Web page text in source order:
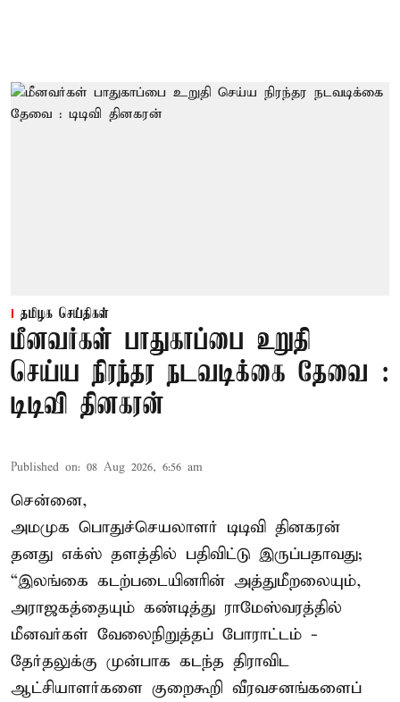
தமிழக செய்திகள்
மீனவர்கள் பாதுகாப்பை உறுதி
செய்ய நிரந்தர நடவடிக்கை தேவை :
டிடிவி தினகரன்
Published on: 08 Aug 2026, 6:56 am
சென்னை,
அமமுக பொதுச்செயலாளர் டிடிவி தினகரன்
தனது எக்ஸ் தளத்தில் பதிவிட்டு இருப்பதாவது;
“இலங்கை கடற்படையினரின் அத்துமீறலையும்,
அராஜகத்தையும் கண்டித்து ராமேஸ்வரத்தில்
மீனவர்கள் வேலைநிறுத்தப் போராட்டம் -
தேர்தலுக்கு முன்பாக கடந்த திராவிட
ஆட்சியாளர்களை குறைகூறி வீரவசனங்களைப்